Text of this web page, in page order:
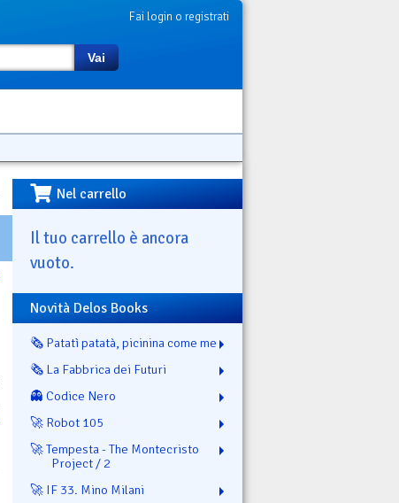
Fai login o registrati
Vai
Nel carrello
Il tuo carrello è ancora
vuoto.
Novità Delos Books
🗞️ Patatì patatà, picinina come me
🗞️ La Fabbrica dei Futuri
👻 Codice Nero
🚀 Robot 105
🚀 Tempesta - The Montecristo
Project / 2
🚀 IF 33. Mino Milani